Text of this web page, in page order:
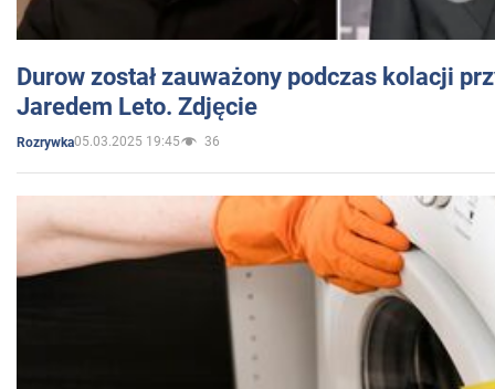
Durow został zauważony podczas kolacji
Jaredem Leto. Zdjęcie
Rozrywka05.03.2025 19:45 36